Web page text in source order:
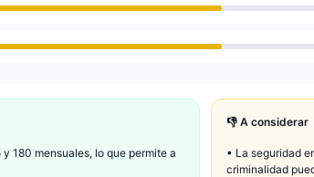
180 mensuales, lo que permite a
👎 A considerar
• La seguridad
criminalidad